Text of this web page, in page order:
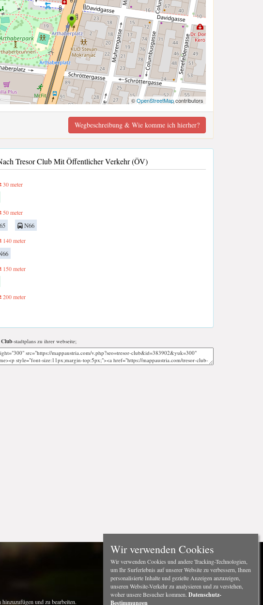
©OpenStreetMapcontributors
Wegbeschreibung & Wie komme ich hierher?
Tresor Club Mit Öffentlicher Verkehr (ÖV)
30 meter
50 meter
N66
140 meter
150 meter
200 meter
-stadtplans zu ihrer webseite;
und zu bearbeiten.
Wir verwenden Cookies
Wir verwenden Cookies und andere Tracking-Technologien,
um Ihr Surferlebnis auf unserer Website zu verbessern, Ihnen
personalisierte Inhalte und gezielte Anzeigen anzuzeigen,
unseren Website-Verkehr zu analysieren und zu verstehen,
woher unsere Besucher kommen. Datenschutz-
Bestimmungen